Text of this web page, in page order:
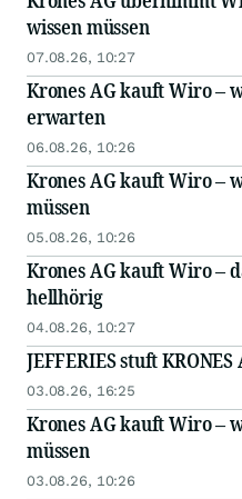
wissen müssen
07.08.26, 10:27
Krones AG kauft Wiro –
erwarten
06.08.26, 10:26
Krones AG kauft Wiro –
müssen
05.08.26, 10:26
Krones AG kauft Wiro –
hellhörig
04.08.26, 10:27
JEFFERIES stuft
03.08.26, 16:25
Krones AG kauft Wiro –
müssen
03.08.26, 10:26